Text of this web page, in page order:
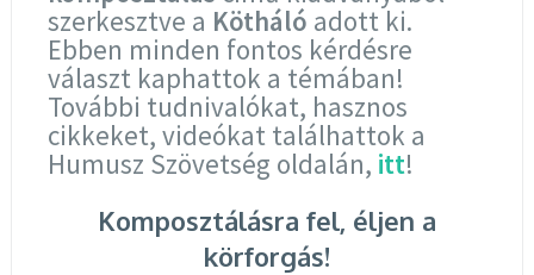
szerkesztve a Kötháló adott ki.
Ebben minden fontos kérdésre
választ kaphattok a témában!
További tudnivalókat, hasznos
cikkeket, videókat találhattok a
Humusz Szövetség oldalán, itt!
Komposztálásra fel, éljen a
körforgás!